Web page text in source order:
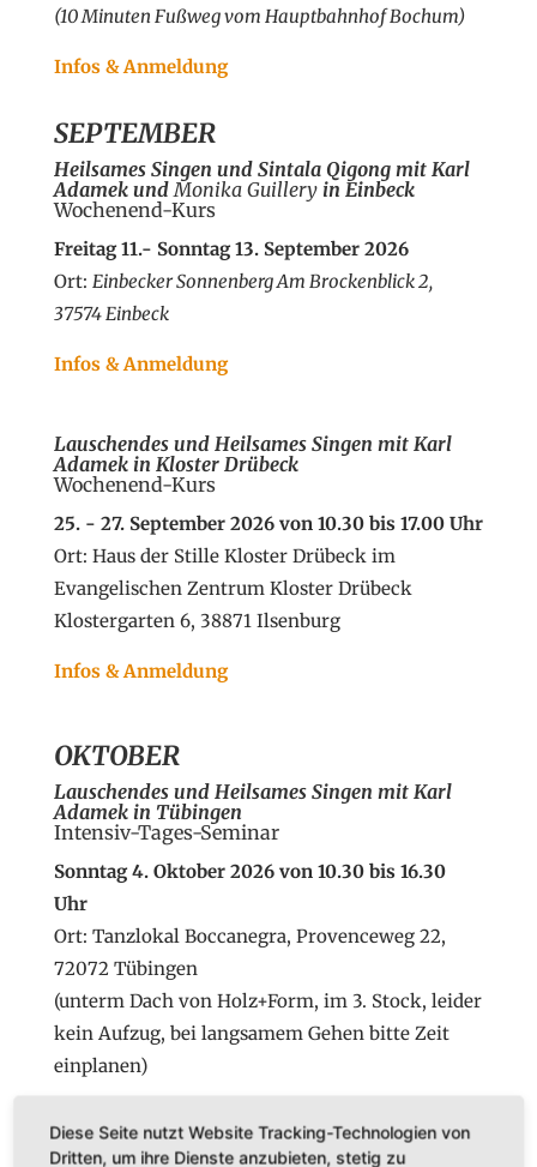
(10 Minuten Fußweg vom Hauptbahnhof Bochum)
Infos & Anmeldung
SEPTEMBER
Heilsames Singen und Sintala Qigong mit Karl
Adamek undMonika Guillery in Einbeck
Wochenend-Kurs
Freitag 11.- Sonntag 13. September 2026
Ort: Einbecker Sonnenberg Am Brockenblick 2,
37574 Einbeck
Infos & Anmeldung
Lauschendes und Heilsames Singen mit Karl
Adamek in Kloster Drübeck
Wochenend-Kurs
25. - 27. September 2026 von 10.30 bis 17.00 Uhr
Ort: Haus der Stille Kloster Drübeck im
Evangelischen Zentrum Kloster Drübeck
Klostergarten 6, 38871 Ilsenburg
Infos & Anmeldung
OKTOBER
Lauschendes und Heilsames Singen mit Karl
Adamek in Tübingen
Intensiv-Tages-Seminar
Sonntag 4. Oktober 2026 von 10.30 bis 16.30
Uhr
Ort: Tanzlokal Boccanegra, Provenceweg 22,
72072 Tübingen
(unterm Dach von Holz+Form, im 3. Stock, leider
kein Aufzug, bei langsamem Gehen bitte Zeit
einplanen)
Diese Seite nutzt Website Tracking-Technologien von
Dritten, um ihre Dienste anzubieten, stetig zu